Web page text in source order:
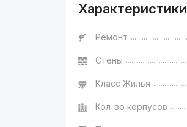
Характеристики
Ремонт
Стены
Класс Жилья
Кол-во корпусов